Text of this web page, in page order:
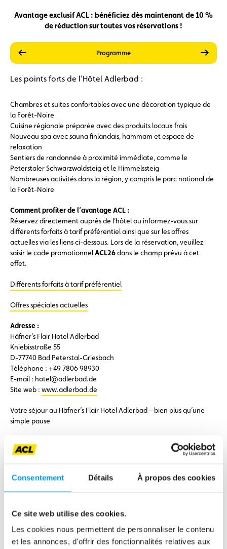
Consentement Détails À propos des cookies
Ce site web utilise des cookies.
Les cookies nous permettent de personnaliser le contenu
et les annonces, d'offrir des fonctionnalités relatives aux
Avantage exclusif ACL : bénéficiez dès maintenant de 10 %
de réduction sur toutes vos réservations !
précédent ProgrammePrestations
Prix
Les points forts de l’Hôtel Adlerbad :
Chambres et suites confortables avec une décoration typique de
la Forêt-Noire
Cuisine régionale préparée avec des produits locaux frais
Nouveau spa avec sauna finlandais, hammam et espace de
relaxation
Sentiers de randonnée à proximité immédiate, comme le
Peterstaler Schwarzwaldsteig et le Himmelssteig
Nombreuses activités dans la région, y compris le parc national de
la Forêt-Noire
Comment profiter de l’avantage ACL :
Réservez directement auprès de l’hôtel ou informez-vous sur
différents forfaits à tarif préférentiel ainsi que sur les offres
actuelles via les liens ci-dessous. Lors de la réservation, veuillez
saisir le code promotionnelACL26dans le champ prévu à cet
effet.
Différents forfaits à tarif préférentiel
Offres spéciales actuelles
Adresse :
Häfner’s Flair Hotel Adlerbad
Kniebisstraße 55
D-77740 Bad Peterstal-Griesbach
Téléphone : +49 7806 98930
E-mail : hotel@adlerbad.de
Site web : www.adlerbad.de
Votre séjour au Häfner’s Flair Hotel Adlerbad – bien plus qu’une
simple pause
Profitez de vos vacances dans la Forêt-Noire pour vivre des
expériences inoubliables :
Nature et activités : explorez des sentiers de randonnée de
premier ordre ou faites du vélo dans un cadre pittoresque.
relaxez-vous dans le spa de l’hôtel.
Plaisirs culinaires : savourez les spécialités régionales de la
cuisine de la Forêt-Noire.